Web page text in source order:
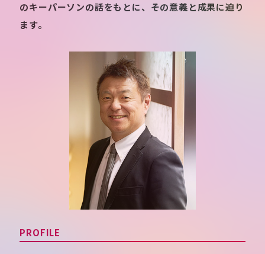
のキーパーソンの話をもとに、その意義と成果に迫り
ます。
PROFILE